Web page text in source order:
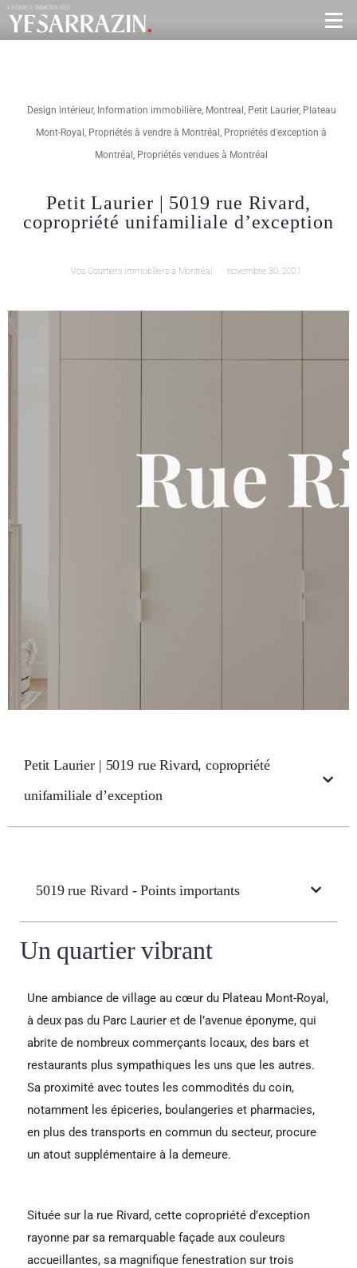
Design intérieur, Information immobilière, Montreal , Petit Laurier, Plateau
Mont-Royal , Propriétés à vendre à Montréal , Propriétés d'exception à
Montréal , Propriétés vendues à Montréal
Petit Laurier | 5019 rue Rivard,
copropriété unifamiliale d’exception
Vos Courtiers Immobiliers à Montréal novembre 30, 2021
Petit Laurier | 5019 rue Rivard, copropriété
unifamiliale d’exception
5019 rue Rivard - Points importants
Un quartier vibrant
Une ambiance de village au cœur du Plateau Mont-Royal,
à deux pas du Parc Laurier et de l’avenue éponyme, qui
abrite de nombreux commerçants locaux, des bars et
restaurants plus sympathiques les uns que les autres.
Sa proximité avec toutes les commodités du coin,
notamment les épiceries, boulangeries et pharmacies,
en plus des transports en commun du secteur, procure
un atout supplémentaire à la demeure.
Située sur la rue Rivard, cette copropriété d’exception
rayonne par sa remarquable façade aux couleurs
accueillantes, sa magnifique fenestration sur trois